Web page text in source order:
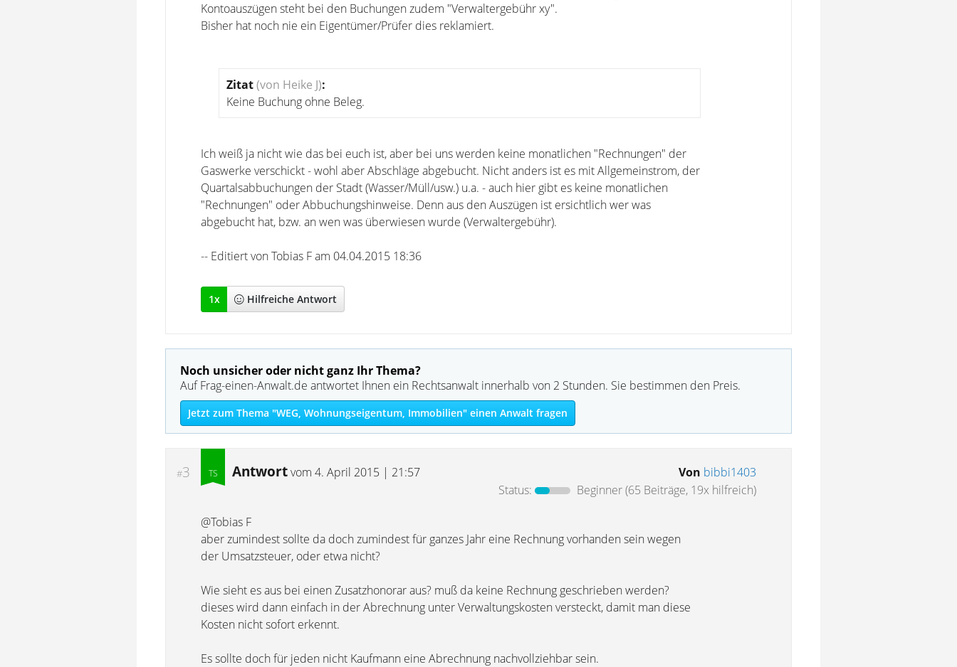
Kontoauszügen steht bei den Buchungen zudem "Verwaltergebühr xy".
Bisher hat noch nie ein Eigentümer/Prüfer dies reklamiert.
Zitat(von Heike J):
Keine Buchung ohne Beleg.
Ich weiß ja nicht wie das bei euch ist, aber bei uns werden keine monatlichen "Rechnungen" der
Gaswerke verschickt - wohl aber Abschläge abgebucht. Nicht anders ist es mit Allgemeinstrom, der
Quartalsabbuchungen der Stadt (Wasser/Müll/usw.) u.a. - auch hier gibt es keine monatlichen
"Rechnungen" oder Abbuchungshinweise. Denn aus den Auszügen ist ersichtlich wer was
abgebucht hat, bzw. an wen was überwiesen wurde (Verwaltergebühr).
-- Editiert von Tobias F am 04.04.2015 18:36
1x Hilfreiche Antwort
Noch unsicher oder nicht ganz Ihr Thema?
Auf Frag-einen-Anwalt.de antwortet Ihnen ein Rechtsanwalt innerhalb von 2 Stunden. Sie bestimmen den Preis.
Jetzt zum Thema "WEG, Wohnungseigentum, Immobilien" einen Anwalt fragen
#3 Antwortvom 4. April 2015 | 21:57 Von bibbi1403
Status:
Beginner(65 Beiträge, 19x hilfreich)
@Tobias F
aber zumindest sollte da doch zumindest für ganzes Jahr eine Rechnung vorhanden sein wegen
der Umsatzsteuer, oder etwa nicht?
Wie sieht es aus bei einen Zusatzhonorar aus? muß da keine Rechnung geschrieben werden?
dieses wird dann einfach in der Abrechnung unter Verwaltungskosten versteckt, damit man diese
Kosten nicht sofort erkennt.
Es sollte doch für jeden nicht Kaufmann eine Abrechnung nachvollziehbar sein.